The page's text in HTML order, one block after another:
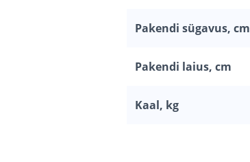
Pakendi sügavus, cm
Pakendi laius, cm
Kaal, kg